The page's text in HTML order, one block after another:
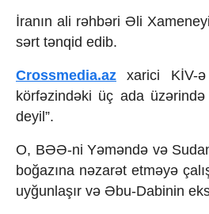
Telekommunikasiya və nəqliyyat
COP29
Crossmedia.az - 1 yaş
Siyasət
Məhkəmə və hüquq
Ekologiya
Zəfər - 5
Gənclər və İdman
Media və QHT
Hadisə
İranın ali rəhbəri Əli
sərt tənqid edib.
Crossmedia.az xarici KİV-
körfəzindəki üç ada üzərində
deyil”.
O, BƏƏ-ni Yəməndə və
boğazına nəzarət etməyə
uyğunlaşır və Əbu-Dabinin